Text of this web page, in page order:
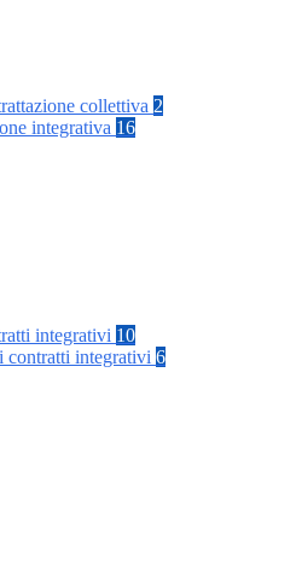
collettiva 2
integrativa 16
integrativi 10
contratti integrativi 6